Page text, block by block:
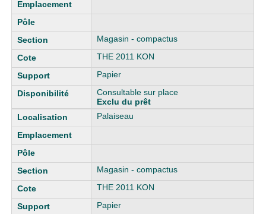
Magasin - compactus
THE 2011 KON
Papier
Consultable sur place
Exclu du prêt
Palaiseau
Magasin - compactus
THE 2011 KON
Papier